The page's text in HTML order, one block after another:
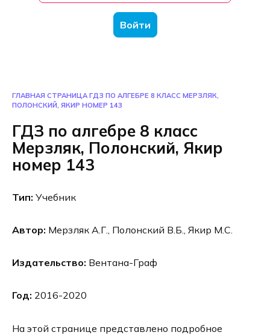
Войти
ГЛАВНАЯ СТРАНИЦА ГДЗ ПО АЛГЕБРЕ 8 КЛАСС МЕРЗЛЯК,
ПОЛОНСКИЙ, ЯКИР НОМЕР 143
ГДЗ по алгебре 8 класс
Мерзляк, Полонский, Якир
номер 143
Тип: Учебник
Автор: Мерзляк А.Г., Полонский В.Б., Якир М.С.
Издательство: Вентана-Граф
Год: 2016-2020
На этой странице представлено подробное